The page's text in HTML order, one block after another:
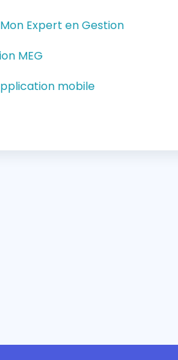
Expert en Gestion
MEG
mobile